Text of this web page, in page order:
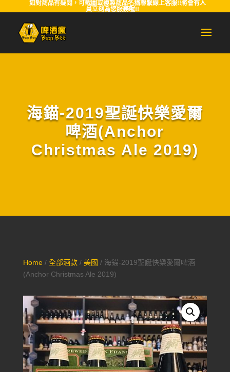
如對商品有疑問，可截圖或複製商品名稱聯繫線上客服!!將會有人
員立刻為您服務喔!!
海錨-2019聖誕快樂愛爾
啤酒(Anchor
Christmas Ale 2019)
Home/ 全部酒款/ 美國 / 海錨-2019聖誕快樂愛爾啤酒
(Anchor Christmas Ale 2019)